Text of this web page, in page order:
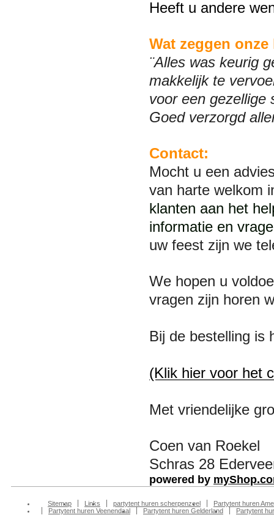
Heeft u andere
Wat zeggen
¨Alles was keurig
makkelijk te
voor een gezellige
Goed verzorgd
Contact:
Mocht u een
van harte welkom
klanten aan het
informatie en
uw feest zijn we
We hopen u
vragen zijn horen
Bij de bestelling is
(Klik hier voor het
Met vriendelijke
Coen van Roekel
Schras 28
powered by
Sitemap Links partytent huren scherpenzeel
Partytent huren
Partytent huren Veenendaal
Partytent huren Gelderland Partytent